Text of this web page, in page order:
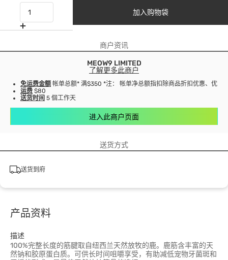
加入购物袋
商户资讯
MEOW9 LIMITED
了解更多此商户
免运费金额 帐单总额* 满$350 *注： 帐单净总额指扣除商品折扣优惠、优惠
运费 $80
送货时间 5 個工作天
进入此商户页面
送货方式
送货到府
产品资料
描述
100%完整长度的筋腱取自纽西兰天然放牧的鹿。鹿筋含丰富的天
然钠和胶原蛋白质。可供长时间咀嚼享受，有助减低宠物牙菌斑和